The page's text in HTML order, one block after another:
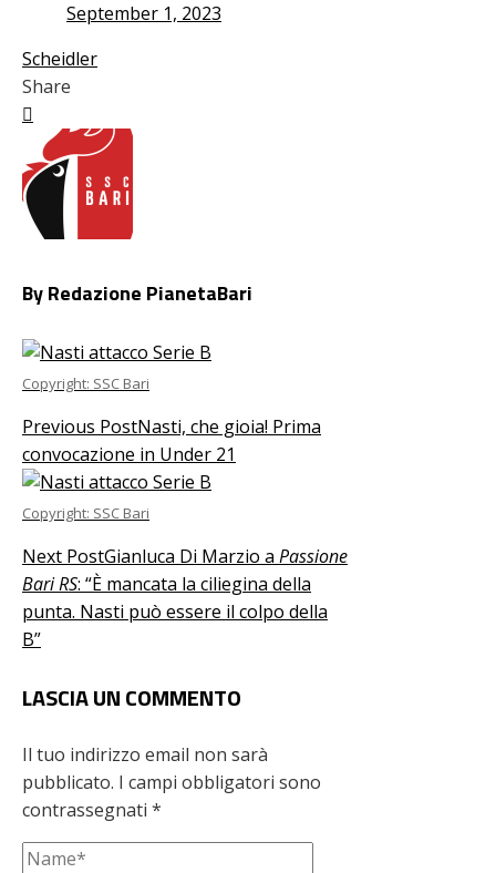
September 1, 2023
Scheidler
Share
Facebook
Twitter
LinkedIn
Pinterest
By Redazione PianetaBari
Copyright: SSC Bari
Previous PostNasti, che gioia! Prima
convocazione in Under 21
Copyright: SSC Bari
Next PostGianluca Di Marzio a Passione
Bari RS: “È mancata la ciliegina della
punta. Nasti può essere il colpo della
B”
LASCIA UN COMMENTO
Il tuo indirizzo email non sarà
pubblicato. I campi obbligatori sono
contrassegnati *